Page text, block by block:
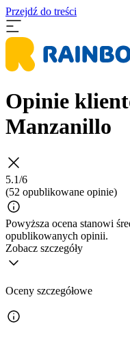
Przejdź do treści
Opinie
Manzanillo
5.1/6
(52 opublikowane opinie)
Powyższa ocena stanowi
opublikowanych opinii.
Zobacz szczegóły
Oceny szczegółowe